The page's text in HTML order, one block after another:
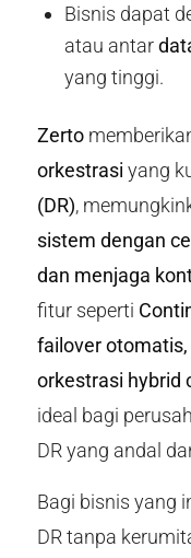
Bisnis dapat
atau antar
yang tinggi.
Zerto
orkestrasi yang
(DR),
sistem dengan
dan menjaga
fitur seperti
failover otomatis,
orkestrasi hybrid
ideal bagi
DR yang andal
Bagi bisnis yang
DR tanpa